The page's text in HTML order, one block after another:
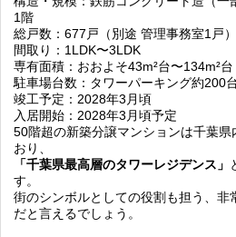
1階
総戸数：677戸（別途 管理事務室1戸）
間取り：1LDK〜3LDK
専有面積：おおよそ43m²台〜134m²台
駐車場台数：タワーパーキング約200
竣工予定：2028年3月頃
入居開始：2028年3月頃予定
50階超の新築分譲マンションは千葉
おり、
「千葉県最高層のタワーレジデンス」
す。
街のシンボルとしての役割も担う、非
だと言えるでしょう。